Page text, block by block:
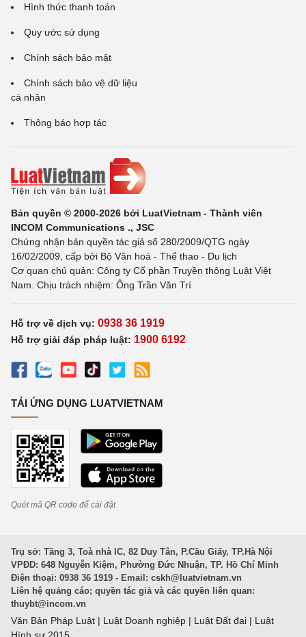
Hình thức thanh toán
Quy ước sử dụng
Chính sách bảo mật
Chính sách bảo vệ dữ liệu
cá nhân
Thông báo hợp tác
Bản quyền © 2000-2026 bởi LuatVietnam - Thành viên
INCOM Communications ., JSC
Chứng nhận bản quyền tác giả số 280/2009/QTG ngày
16/02/2009, cấp bởi Bộ Văn hoá - Thể thao - Du lịch
Cơ quan chủ quản: Công ty Cổ phần Truyền thông Luật Việt
Nam. Chịu trách nhiệm: Ông Trần Văn Trí
Hỗ trợ về dịch vụ: 0938 36 1919
Hỗ trợ giải đáp pháp luật: 1900 6192
TẢI ỨNG DỤNG LUATVIETNAM
Quét mã QR code để cài đặt
Trụ sở: Tầng 3, Toà nhà IC, 82 Duy Tân, P.Cầu Giấy, TP.Hà Nội
VPĐD: 648 Nguyễn Kiệm, Phường Đức Nhuận, TP. Hồ Chí Minh
Điện thoại: 0938 36 1919 - Email: cskh@luatvietnam.vn
Liên hệ quảng cáo; quyền tác giả và các quyền liên quan:
thuybt@incom.vn
Văn Bản Pháp Luật | Luật Doanh nghiệp | Luật Đất đai | Luật